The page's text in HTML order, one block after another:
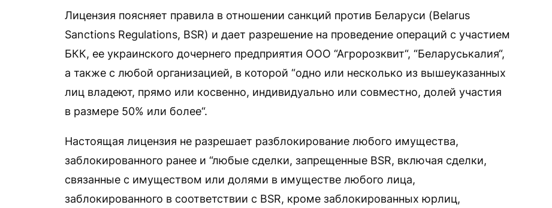
Лицензия поясняет правила в отношении санкций против Беларуси (Belarus
Sanctions Regulations, BSR) и дает разрешение на проведение операций с участием
БКК, ее украинского дочернего предприятия ООО “Агророзквит“, “Беларуськалия“,
а также с любой организацией, в которой “одно или несколько из вышеуказанных
лиц владеют, прямо или косвенно, индивидуально или совместно, долей участия
в размере 50% или более“.
Настоящая лицензия не разрешает разблокирование любого имущества,
заблокированного ранее и “любые сделки, запрещенные BSR, включая сделки,
связанные с имуществом или долями в имуществе любого лица,
заблокированного в соответствии с BSR, кроме заблокированных юрлиц,